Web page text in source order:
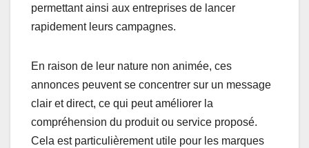
permettant ainsi aux entreprises de lancer
rapidement leurs campagnes.
En raison de leur nature non animée, ces
annonces peuvent se concentrer sur un message
clair et direct, ce qui peut améliorer la
compréhension du produit ou service proposé.
Cela est particulièrement utile pour les marques